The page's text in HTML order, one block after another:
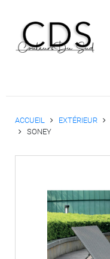
ACCUEIL EXTÉRIEUR
SONEY